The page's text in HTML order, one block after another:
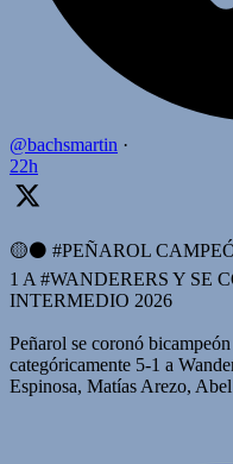
@bachsmartin ·
22h
🟡⚫️ #PEÑAROL
1 A #WANDERERS Y SE
INTERMEDIO 2026
Peñarol se coronó
categóricamente 5-1 a
Espinosa, Matías Arezo,